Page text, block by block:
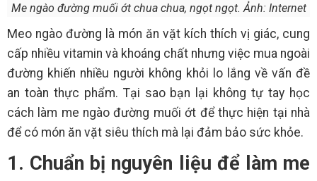
Me ngào đường muối ớt chua chua, ngọt ngọt. Ảnh: Internet
Meo ngào đường là món ăn vặt kích thích vị giác, cung
cấp nhiều vitamin và khoáng chất nhưng việc mua ngoài
đường khiến nhiều người không khỏi lo lắng về vấn đề
an toàn thực phẩm. Tại sao bạn lại không tự tay học
cách làm me ngào đường muối ớt để thực hiện tại nhà
để có món ăn vặt siêu thích mà lại đảm bảo sức khỏe.
1. Chuẩn bị nguyên liệu để làm me